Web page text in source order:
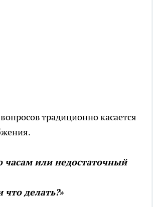
традиционно касается
часам или недостаточный
что делать?»